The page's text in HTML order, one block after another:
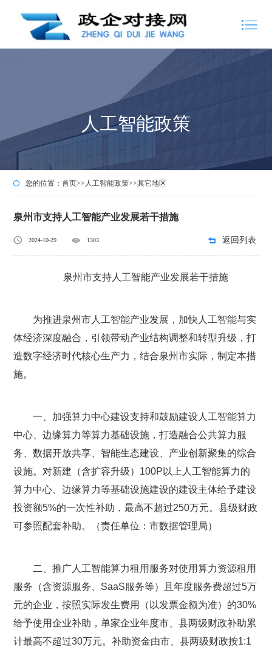
人工智能政策
您的位置：首页>> 人工智能政策>>其它地区
泉州市支持人工智能产业发展若干措施
2024-10-29 1303 返回列表
泉州市支持人工智能产业发展若干措施
为推进泉州市人工智能产业发展，加快人工智能与实
体经济深度融合，引领带动产业结构调整和转型升级，打
造数字经济时代核心生产力，结合泉州市实际，制定本措
施。
一、加强算力中心建设支持和鼓励建设人工智能算力
中心、边缘算力等算力基础设施，打造融合公共算力服
务、数据开放共享、智能生态建设、产业创新聚集的综合
设施。对新建（含扩容升级）100P以上人工智能算力的
算力中心、边缘算力等基础设施建设的建设主体给予建设
投资额5%的一次性补助，最高不超过250万元。县级财政
可参照配套补助。（责任单位：市数据管理局）
二、推广人工智能算力租用服务对使用算力资源租用
服务（含资源服务、SaaS服务等）且年度服务费超过5万
元的企业，按照实际发生费用（以发票金额为准）的30%
给予使用企业补助，单家企业年度市、县两级财政补助累
计最高不超过30万元。补助资金由市、县两级财政按1:1